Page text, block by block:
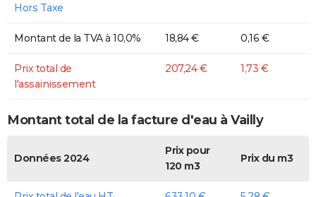
Hors Taxe
Montant de la TVA à 10,0% 18,84 € 0,16 €
Prix total de
l'assainissement
207,24 € 1,73 €
Montant total de la facture d'eau à Vailly
Données 2024
Prix pour
120 m3
Prix du m3